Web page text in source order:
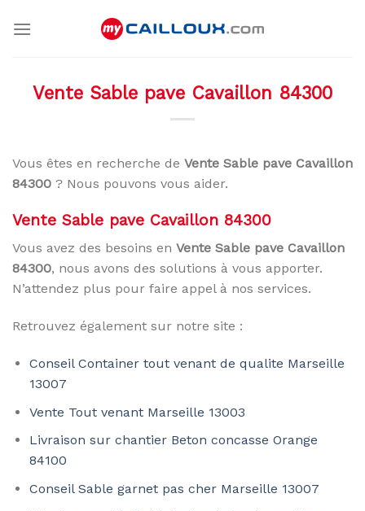
Vente Sable pave Cavaillon 84300
Vous êtes en recherche de Vente Sable pave Cavaillon
84300 ? Nous pouvons vous aider.
Vente Sable pave Cavaillon 84300
Vous avez des besoins en Vente Sable pave Cavaillon
84300, nous avons des solutions à vous apporter.
N’attendez plus pour faire appel à nos services.
Retrouvez également sur notre site :
Conseil Container tout venant de qualite Marseille
13007
Vente Tout venant Marseille 13003
Livraison sur chantier Beton concasse Orange
84100
Conseil Sable garnet pas cher Marseille 13007